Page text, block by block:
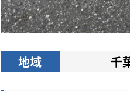
地域 千